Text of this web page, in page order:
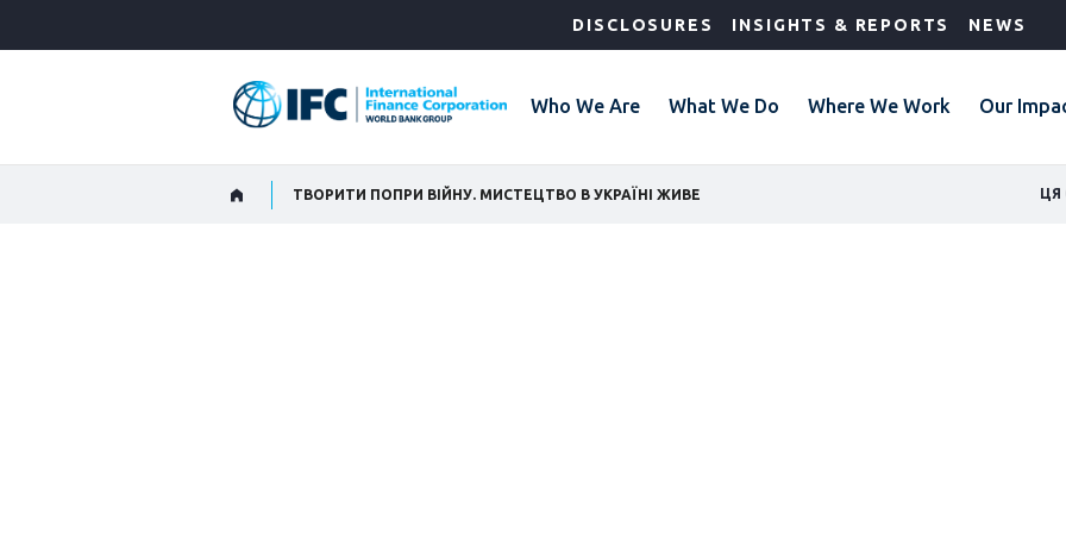
DISCLOSURES INSIGHTS & REPORTS NEWS
Who We Are What We Do Where We Work Our
ТВОРИТИ ПОПРИ ВІЙНУ. МИСТЕЦТВО В УКРАЇНІ ЖИВЕ ЦЯ